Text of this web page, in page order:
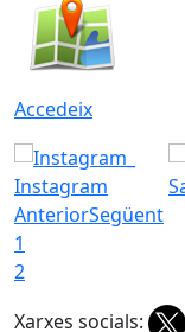
Accedeix
Instagram
AnteriorSegüent
1
2
Xarxes socials: